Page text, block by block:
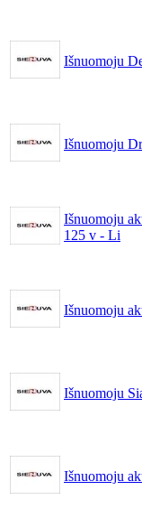
Išnuomoju
Išnuomoju
Išnuomoju
125 v - Li
Išnuomoju
Išnuomoju
Išnuomoju